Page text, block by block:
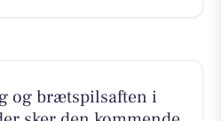
og brætspilsaften i